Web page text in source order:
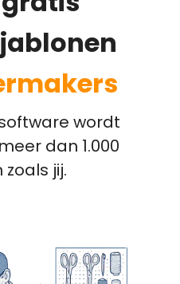
wordt
dan 1.000
jij.